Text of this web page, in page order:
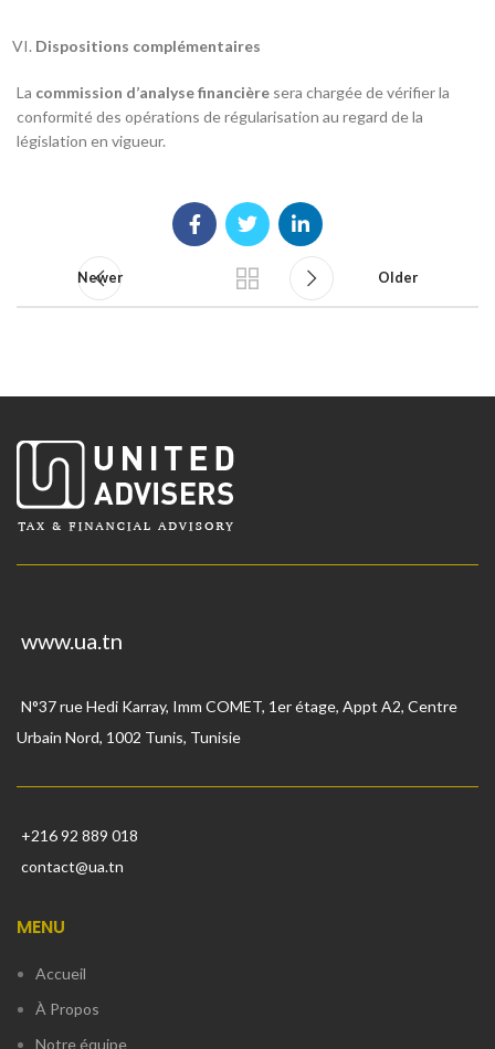
Dispositions complémentaires
La commission d’analyse financière sera chargée de vérifier la
conformité des opérations de régularisation au regard de la
législation en vigueur.
Newer Older
www.ua.tn
N°37 rue Hedi Karray, Imm COMET, 1er étage, Appt A2, Centre
Urbain Nord, 1002 Tunis, Tunisie
+216 92 889 018
contact@ua.tn
MENU
Accueil
À Propos
Notre équipe